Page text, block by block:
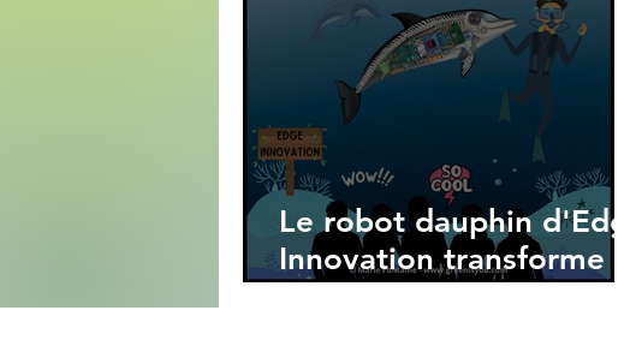
Le robot dauphin d'Edge
Innovation transforme